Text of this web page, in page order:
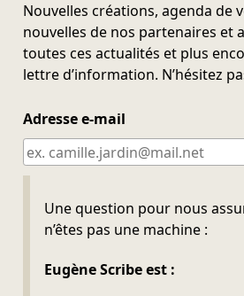
Nouvelles créations, agenda de
nouvelles de nos partenaires et
toutes ces actualités et plus
lettre d’information. N’hésitez
Adresse e-mail
Une question pour nous
n’êtes pas une machine :
Eugène Scribe est :
Ne pas remplir